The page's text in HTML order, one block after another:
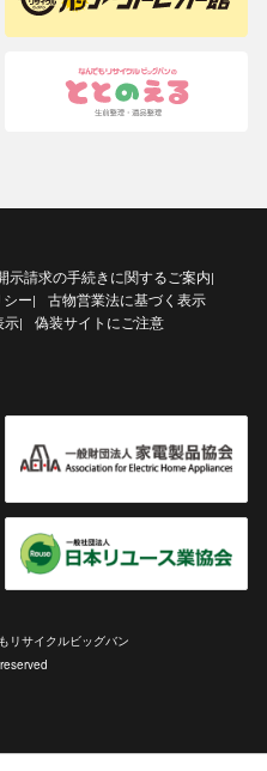
示請求の手続きに関するご案内|
ー|
古物営業法に基づく表示
示| 偽装サイトにご注意
リサイクルビッグバン